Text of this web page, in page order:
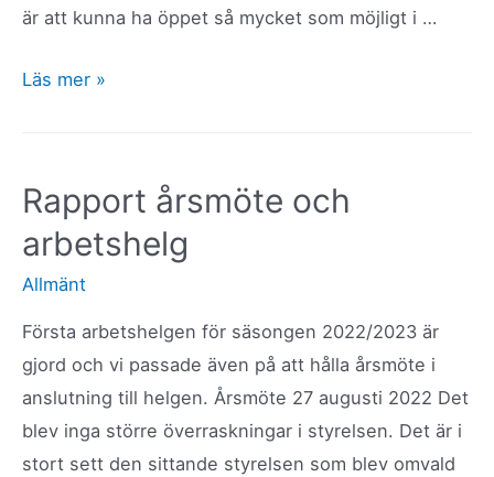
är att kunna ha öppet så mycket som möjligt i …
Vi
för
premiäråkning
2023
söndag
4-
5
januari
Läs mer »
Rapport årsmöte och
arbetshelg
Allmänt
Första arbetshelgen för säsongen 2022/2023 är
gjord och vi passade även på att hålla årsmöte i
anslutning till helgen. Årsmöte 27 augusti 2022 Det
blev inga större överraskningar i styrelsen. Det är i
stort sett den sittande styrelsen som blev omvald